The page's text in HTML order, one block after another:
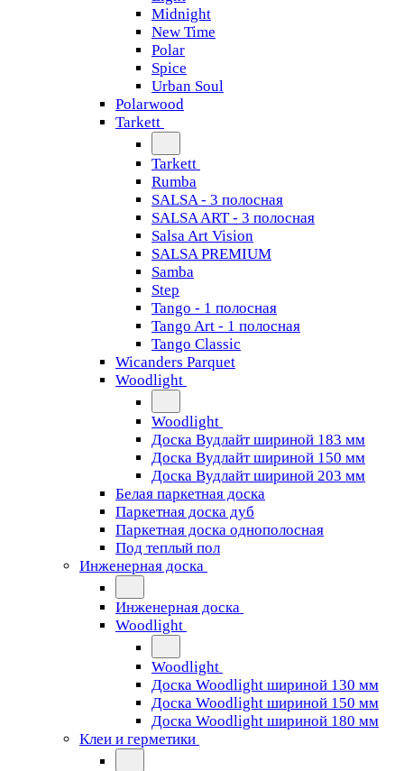
Midnight
New Time
Polar
Spice
Urban Soul
Polarwood
Tarkett
Tarkett
Rumba
SALSA - 3 полосная
SALSA ART - 3 полосная
Salsa Art Vision
SALSA PREMIUM
Samba
Step
Tango - 1 полосная
Tango Art - 1 полосная
Tango Classiс
Wicanders Parquet
Woodlight
Woodlight
Доска Вудлайт шириной 183 мм
Доска Вудлайт шириной 150 мм
Доска Вудлайт шириной 203 мм
Белая паркетная доска
Паркетная доска дуб
Паркетная доска однополосная
Под теплый пол
Инженерная доска
Инженерная доска
Woodlight
Woodlight
Доска Woodlight шириной 130 мм
Доска Woodlight шириной 150 мм
Доска Woodlight шириной 180 мм
Клеи и герметики